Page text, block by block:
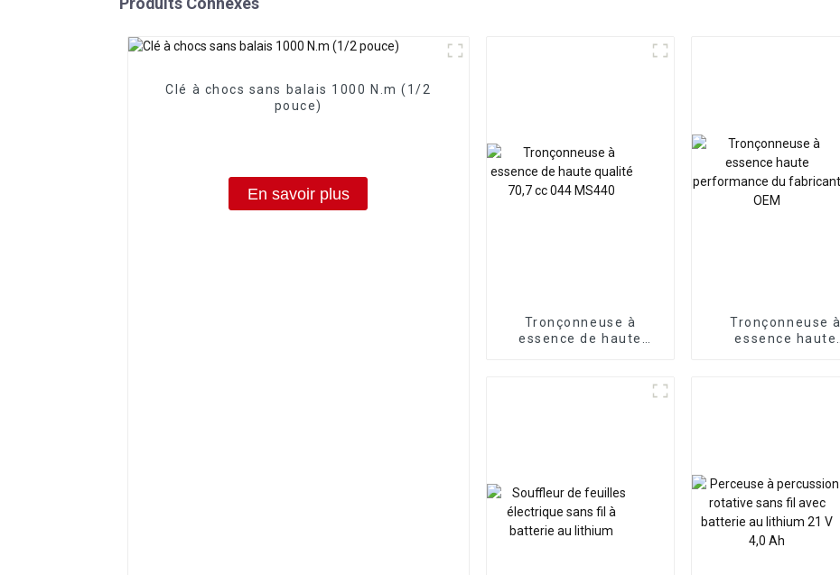
Clé à chocs sans balais 1000 N.m (1/2
pouce)
En savoir plus
Tronçonneuse à
essence de haute
Tronçonneuse à
essence haute